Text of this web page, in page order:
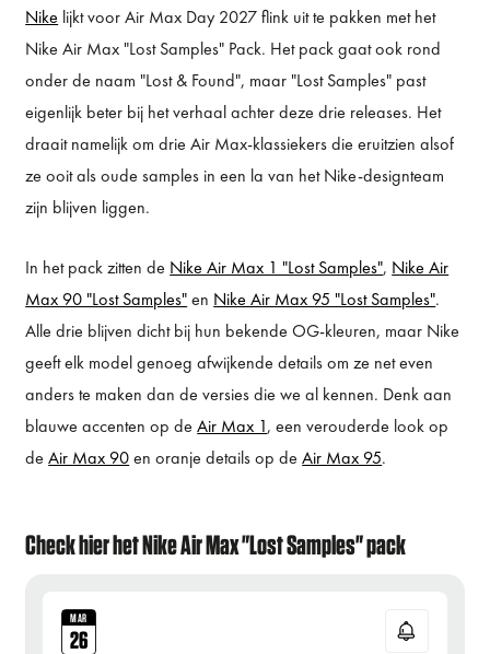
Nike lijkt voor Air Max Day 2027 flink uit te pakken met het
Nike Air Max "Lost Samples" Pack. Het pack gaat ook rond
onder de naam "Lost & Found", maar "Lost Samples" past
eigenlijk beter bij het verhaal achter deze drie releases. Het
draait namelijk om drie Air Max-klassiekers die eruitzien alsof
ze ooit als oude samples in een la van het Nike-designteam
zijn blijven liggen.
In het pack zitten de Nike Air Max 1 "Lost Samples", Nike Air
Max 90 "Lost Samples"en Nike Air Max 95 "Lost Samples".
Alle drie blijven dicht bij hun bekende OG-kleuren, maar Nike
geeft elk model genoeg afwijkende details om ze net even
anders te maken dan de versies die we al kennen. Denk aan
blauwe accenten op deAir Max 1, een verouderde look op
deAir Max 90en oranje details op deAir Max 95.
Check hier het Nike Air Max "Lost Samples" pack
MAR
26